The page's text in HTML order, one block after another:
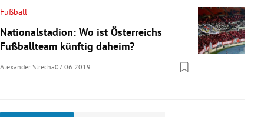
Fußball
Nationalstadion: Wo ist Österreichs
Fußballteam künftig daheim?
Alexander Strecha07.06.2019